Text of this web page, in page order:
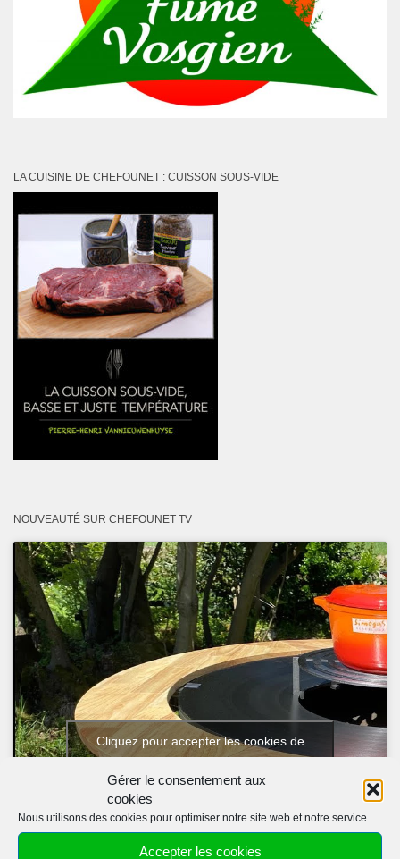
Gérer le consentement aux
cookies
Nous utilisons des cookies pour optimiser notre site web et notre service.
Accepter les cookies
LA CUISINE DE CHEFOUNET : CUISSON SOUS-VIDE
NOUVEAUTÉ SUR CHEFOUNET TV
Cliquez pour accepter les cookies de
marketing et activer ce contenu